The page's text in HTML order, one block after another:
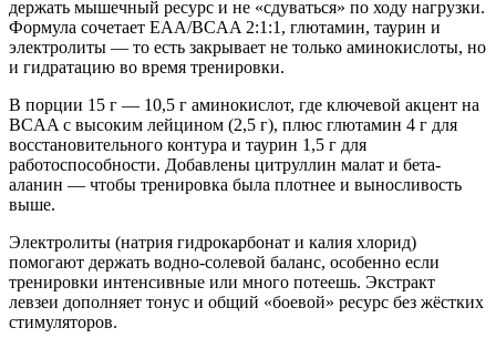
держать мышечный ресурс и не «сдуваться» по ходу нагрузки.
Формула сочетает EAA/BCAA 2:1:1, глютамин, таурин и
электролиты — то есть закрывает не только аминокислоты, но
и гидратацию во время тренировки.
В порции 15 г — 10,5 г аминокислот, где ключевой акцент на
BCAA с высоким лейцином (2,5 г), плюс глютамин 4 г для
восстановительного контура и таурин 1,5 г для
работоспособности. Добавлены цитруллин малат и бета-
аланин — чтобы тренировка была плотнее и выносливость
выше.
Электролиты (натрия гидрокарбонат и калия хлорид)
помогают держать водно-солевой баланс, особенно если
тренировки интенсивные или много потеешь. Экстракт
левзеи дополняет тонус и общий «боевой» ресурс без жёстких
стимуляторов.